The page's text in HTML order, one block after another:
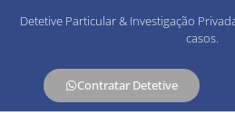
Detetive Particular & Investigação
casos.
Contratar Detetive